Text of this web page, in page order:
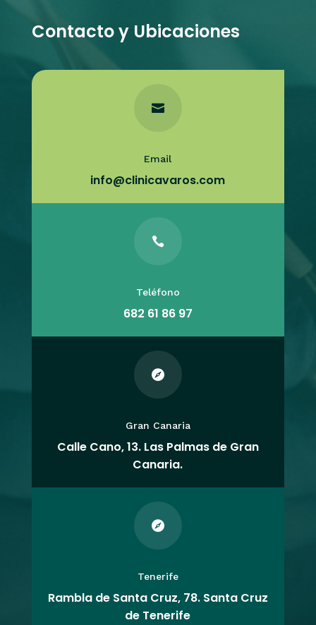
Contacto y Ubicaciones

Email
info@clinicavaros.com

Teléfono
682 61 86 97

Gran Canaria
Calle Cano, 13. Las Palmas de Gran
Canaria.

Tenerife
Rambla de Santa Cruz, 78. Santa Cruz
de Tenerife